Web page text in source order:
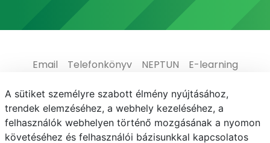
Email Telefonkönyv NEPTUN
E-learning
Médiaközpont
Informatikai Igazgatóság
Adatvédelem
A sütiket személyre szabott élmény nyújtásához,
trendek elemzéséhez, a webhely kezeléséhez, a
felhasználók webhelyen történő mozgásának a nyomon
követéséhez és felhasználói bázisunkkal kapcsolatos